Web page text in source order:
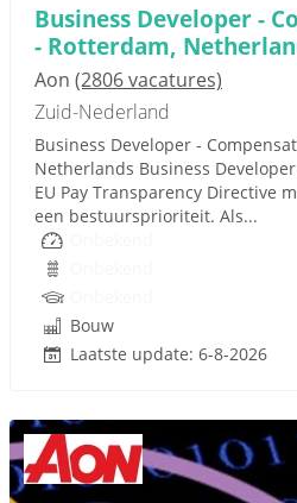
Business Developer -
- Rotterdam,
Aon (2806 vacatures)
Zuid-Nederland
Business Developer -
Netherlands Business
EU Pay Transparency Directive
een bestuursprioriteit. Als...
Bouw
Laatste update: 6-8-2026